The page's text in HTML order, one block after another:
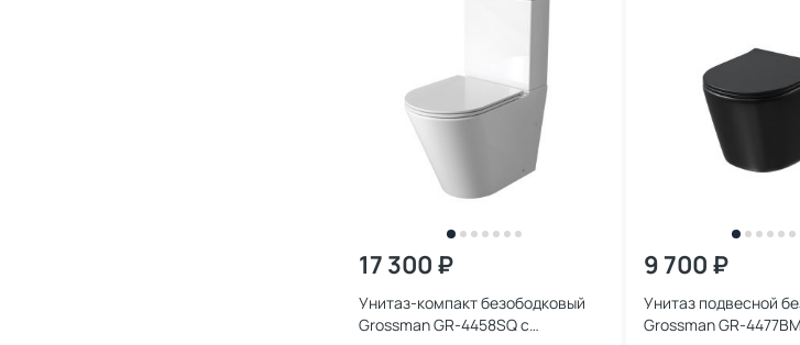
17 300 ₽
Унитаз-компакт безободковый
Grossman GR-4458SQ с
9 700 ₽
Унитаз подвесной
Grossman GR-